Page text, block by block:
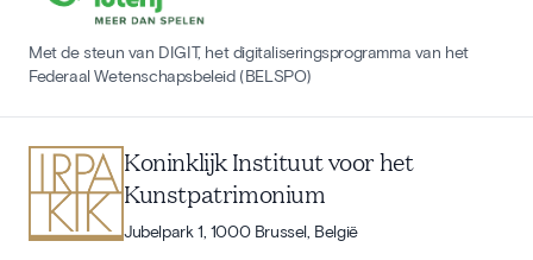
Met de steun van DIGIT, het digitaliseringsprogramma van het
Federaal Wetenschapsbeleid (BELSPO)
Koninklijk Instituut voor het
Kunstpatrimonium
Jubelpark 1, 1000 Brussel, België